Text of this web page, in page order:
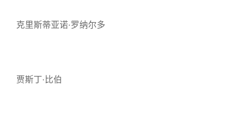
克里斯蒂亚诺·罗纳尔多
贾斯丁·比伯